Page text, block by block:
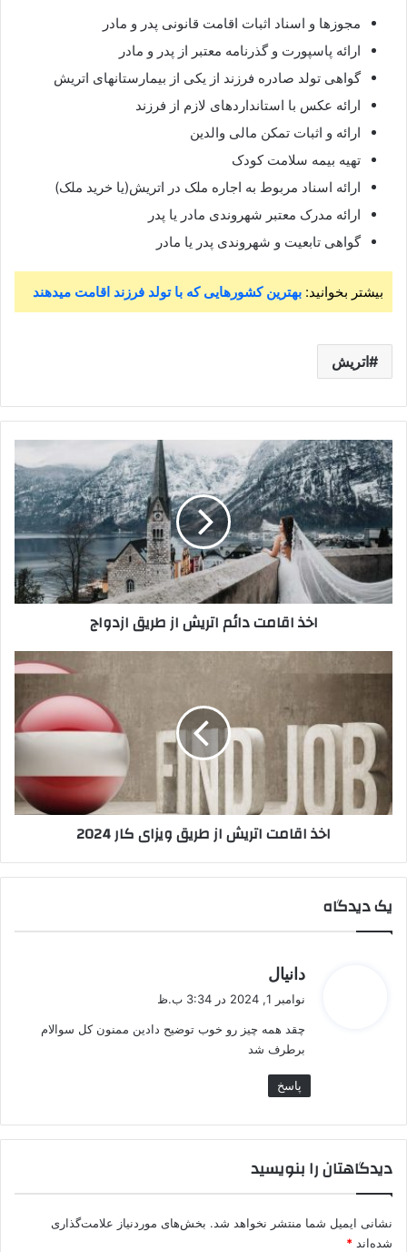
مجوزها و اسناد اثبات اقامت قانونی پدر و مادر
ارائه پاسپورت و گذرنامه معتبر از پدر و مادر
گواهی تولد صادره فرزند از یکی از بیمارستانهای اتریش
ارائه عکس با استانداردهای لازم از فرزند
ارائه و اثبات تمکن مالی والدین
تهیه بیمه سلامت کودک
ارائه اسناد مربوط به اجاره ملک در اتریش(یا خرید ملک)
ارائه مدرک معتبر شهروندی مادر یا پدر
گواهی تابعیت و شهروندی پدر یا مادر
بیشتر بخوانید: بهترین کشورهایی که با تولد فرزند اقامت میدهند
اتریش
اخذ
اقامت
دائم
اتریش
از
طریق
ازدواج
اخذ اقامت دائم اتریش از طریق ازدواج
اقامت
طریق
ویزای
کار
2024
اخذ اقامت اتریش از طریق ویزای کار 2024
یک دیدگاه
دانیال
:
نوامبر 1, 2024 در 3:34 ب.ظ
چقد همه چیز رو خوب توضیح دادین ممنون کل سوالام
برطرف شد
پاسخ
دیدگاهتان را بنویسید
نشانی ایمیل شما منتشر نخواهد شد. بخش‌های موردنیاز علامت‌گذاری
شده‌اند *